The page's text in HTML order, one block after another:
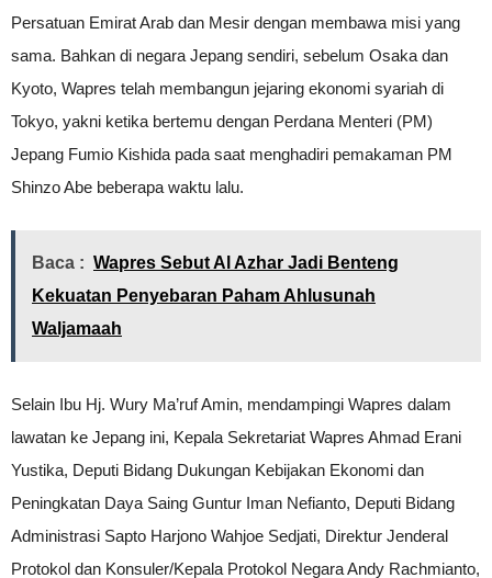
Persatuan Emirat Arab dan Mesir dengan membawa misi yang
sama. Bahkan di negara Jepang sendiri, sebelum Osaka dan
Kyoto, Wapres telah membangun jejaring ekonomi syariah di
Tokyo, yakni ketika bertemu dengan Perdana Menteri (PM)
Jepang Fumio Kishida pada saat menghadiri pemakaman PM
Shinzo Abe beberapa waktu lalu.
Baca : Wapres Sebut Al Azhar Jadi Benteng
Kekuatan Penyebaran Paham Ahlusunah
Waljamaah
Selain Ibu Hj. Wury Ma’ruf Amin, mendampingi Wapres dalam
lawatan ke Jepang ini, Kepala Sekretariat Wapres Ahmad Erani
Yustika, Deputi Bidang Dukungan Kebijakan Ekonomi dan
Peningkatan Daya Saing Guntur Iman Nefianto, Deputi Bidang
Administrasi Sapto Harjono Wahjoe Sedjati, Direktur Jenderal
Protokol dan Konsuler/Kepala Protokol Negara Andy Rachmianto,